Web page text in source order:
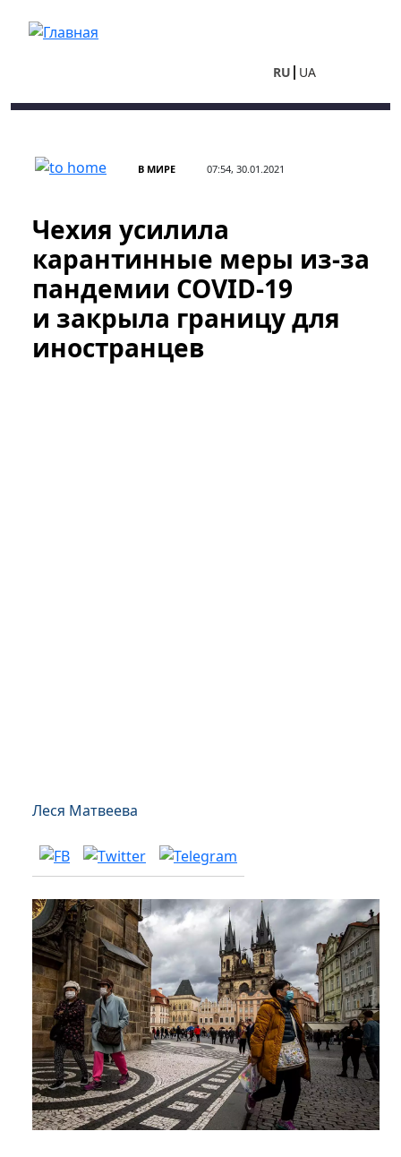
RU UA
В МИРЕ 07:54, 30.01.2021
Чехия усилила
карантинные меры из-за
пандемии COVID-19
и закрыла границу для
иностранцев
Леся Матвеева